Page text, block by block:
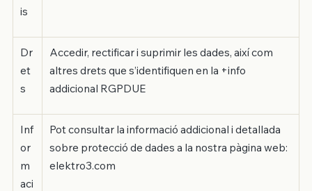
is
Dr
et
s
Accedir, rectificar i suprimir les dades, així com
altres drets que s’identifiquen en la +info
addicional RGPDUE
Inf
or
m
aci
Pot consultar la informació addicional i detallada
sobre protecció de dades a la nostra pàgina web:
elektro3.com